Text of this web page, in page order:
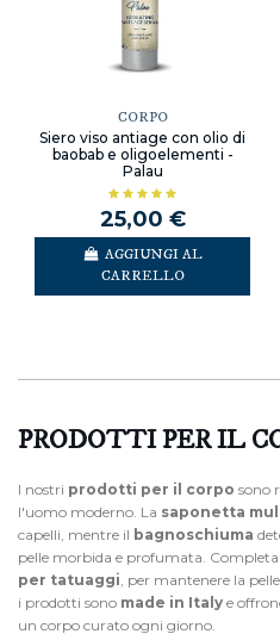
CORPO
Siero viso antiage con olio di
baobab e oligoelementi -
Palau
25,00 €
AGGIUNGI AL
CARRELLO
PRODOTTI PER IL
I nostri prodotti per il corpo sono
l'uomo moderno. La saponetta
capelli, mentre il bagnoschiuma
pelle morbida e profumata.
per tatuaggi, per mantenere la
i prodotti sono made in Italy e
un corpo curato ogni giorno.